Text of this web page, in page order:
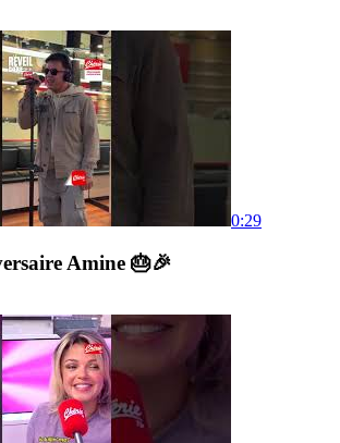
0:29
Amine 🎂🎉